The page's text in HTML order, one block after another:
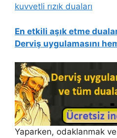
kuvvetli rızık duaları
En etkili aşık etme
Derviş uygulamasını
Yaparken, odaklanmak